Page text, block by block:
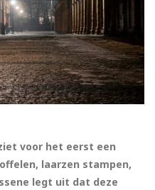
voor het eerst een
laarzen stampen,
legt uit dat deze